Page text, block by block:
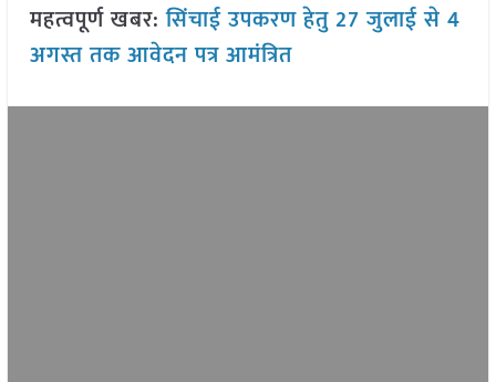
महत्वपूर्ण खबर:सिंचाई उपकरण हेतु 27 जुलाई से 4
अगस्त तक आवेदन पत्र आमंत्रित